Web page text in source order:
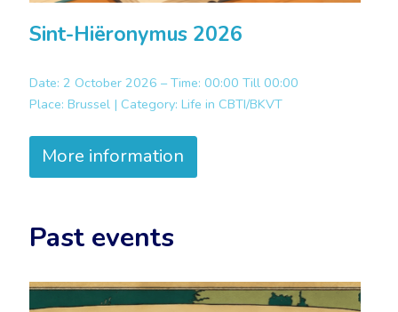
Sint-Hiëronymus 2026
Date: 2 October 2026 – Time: 00:00 Till 00:00
Place: Brussel | Category: Life in CBTI/BKVT
More information
Past events